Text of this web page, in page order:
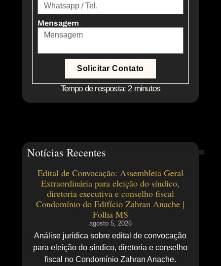
Mensagem
Solicitar Contato
Tempo de resposta: 2 minutos
Notícias Recentes
Edital de Convocação: Assembleia Geral
Extraordinária para eleição do síndico,
diretoria executiva e conselho fiscal
Condomínio do Edifício Zahran Anache |
Folha MS
agosto 5, 2026
Análise jurídica sobre edital de convocação
para eleição do síndico, diretoria e conselho
fiscal no Condomínio Zahran Anache.